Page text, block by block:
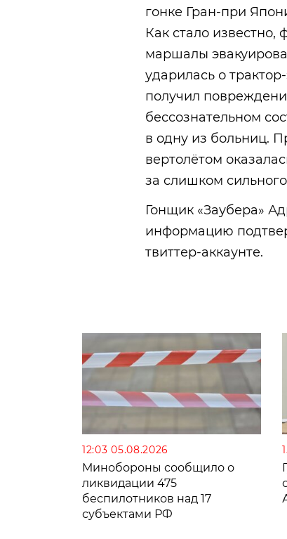
гонке Гран-при
Как стало известно,
маршалы
ударилась о
получил
бессознательном
в одну из больниц.
вертолётом
за слишком
Гонщик «Заубера»
информацию
твиттер-аккаунте.
12:03 05.08.2026
Минобороны сообщило о
ликвидации 475
беспилотников над 17
субъектами РФ